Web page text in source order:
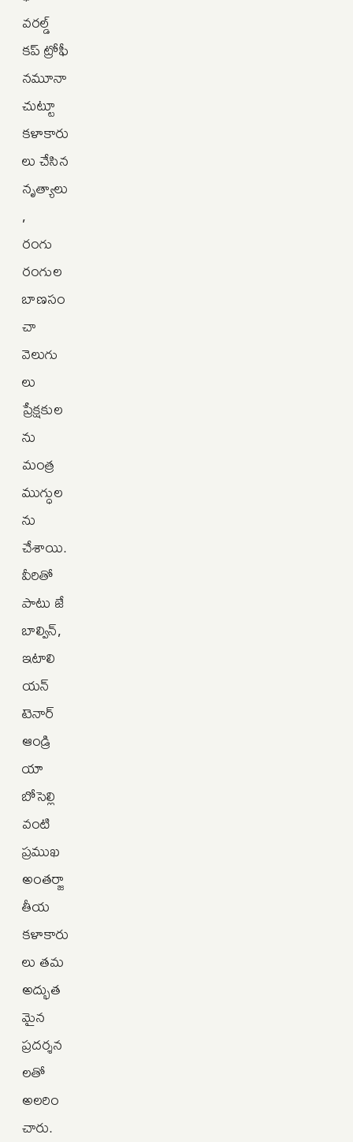
వరల్డ్
కప్ ట్రోఫీ
నమూనా
చుట్టూ
కళాకారు
లు చేసిన
నృత్యాలు
,
రంగు
రంగుల
బాణసం
చా
వెలుగు
లు
ప్రేక్షకుల
ను
మంత్ర
ముగ్ధుల
ను
చేశాయి.
వీరితో
పాటు జే
బాల్విన్,
ఇటాలి
యన్
టెనార్
ఆండ్రి
యా
బోసెల్లి
వంటి
ప్రముఖ
అంతర్జా
తీయ
కళాకారు
లు తమ
అద్భుత
మైన
ప్రదర్శన
లతో
అలరిం
చారు.